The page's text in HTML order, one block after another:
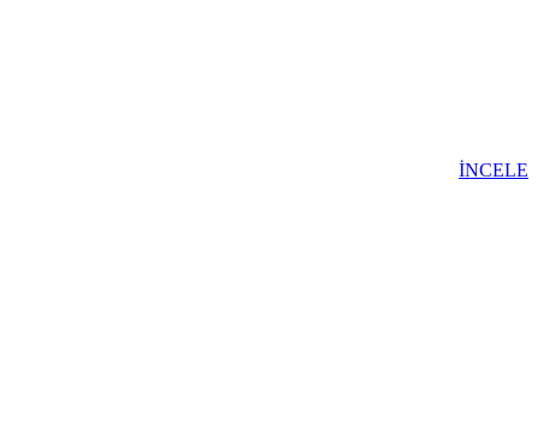
İNCELE